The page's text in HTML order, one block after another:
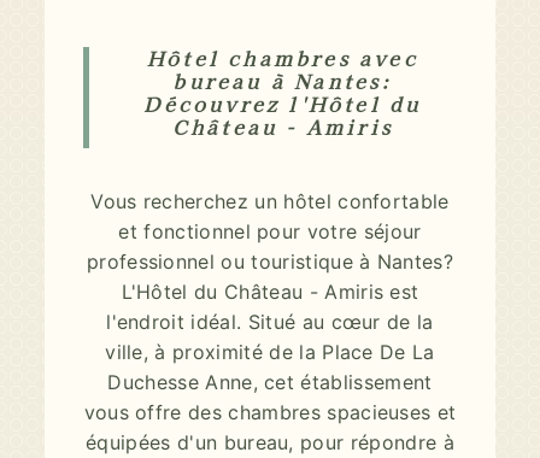
Hôtel chambres avec
bureau à Nantes:
Découvrez l'Hôtel du
Château - Amiris
Vous recherchez un hôtel confortable
et fonctionnel pour votre séjour
professionnel ou touristique à Nantes?
L'Hôtel du Château - Amiris est
l'endroit idéal. Situé au cœur de la
ville, à proximité de la Place De La
Duchesse Anne, cet établissement
vous offre des chambres spacieuses et
équipées d'un bureau, pour répondre à